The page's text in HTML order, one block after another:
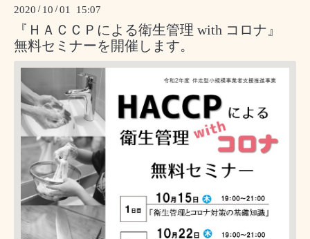
2020 / 10 /01 15:07
『ＨＡＣＣＰによる衛生管理 with コロナ』
無料セミナーを開催します。